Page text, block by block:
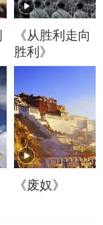
《从胜利走向
胜利》
《废奴》